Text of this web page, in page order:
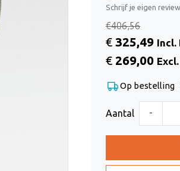
Schrijf je eigen review
€406,56
€ 325,49 Incl.
€ 269,00
Op bestelling
Aantal -